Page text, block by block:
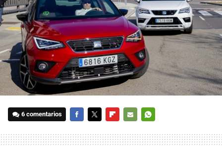
6 comentarios
MAIL